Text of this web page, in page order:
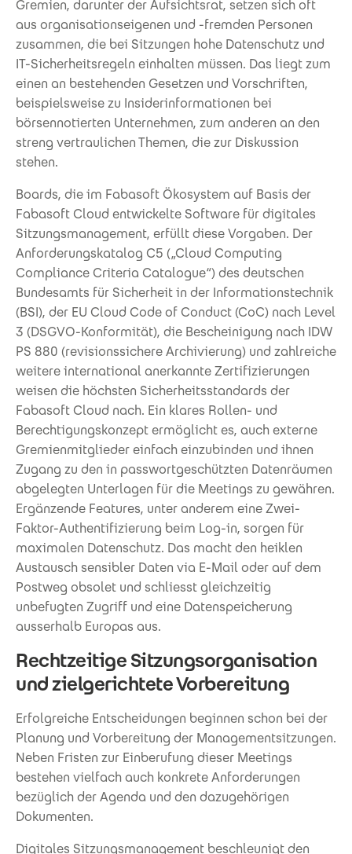
Gremien, darunter der Aufsichtsrat, setzen sich oft
aus organisationseigenen und -fremden Personen
zusammen, die bei Sitzungen hohe Datenschutz und
IT-Sicherheitsregeln einhalten müssen. Das liegt zum
einen an bestehenden Gesetzen und Vorschriften,
beispielsweise zu Insiderinformationen bei
börsennotierten Unternehmen, zum anderen an den
streng vertraulichen Themen, die zur Diskussion
stehen.
Boards, die im Fabasoft Ökosystem auf Basis der
Fabasoft Cloud entwickelte Software für digitales
Sitzungsmanagement, erfüllt diese Vorgaben. Der
Anforderungskatalog C5 („Cloud Computing
Compliance Criteria Catalogue“) des deutschen
Bundesamts für Sicherheit in der Informationstechnik
(BSI), der EU Cloud Code of Conduct (CoC) nach Level
3 (DSGVO-Konformität), die Bescheinigung nach IDW
PS 880 (revisionssichere Archivierung) und zahlreiche
weitere international anerkannte Zertifizierungen
weisen die höchsten Sicherheitsstandards der
Fabasoft Cloud nach. Ein klares Rollen- und
Berechtigungskonzept ermöglicht es, auch externe
Gremienmitglieder einfach einzubinden und ihnen
Zugang zu den in passwortgeschützten Datenräumen
abgelegten Unterlagen für die Meetings zu gewähren.
Ergänzende Features, unter anderem eine Zwei-
Faktor-Authentifizierung beim Log-in, sorgen für
maximalen Datenschutz. Das macht den heiklen
Austausch sensibler Daten via E-Mail oder auf dem
Postweg obsolet und schliesst gleichzeitig
unbefugten Zugriff und eine Datenspeicherung
ausserhalb Europas aus.
Rechtzeitige Sitzungsorganisation
und zielgerichtete Vorbereitung
Erfolgreiche Entscheidungen beginnen schon bei der
Planung und Vorbereitung der Managementsitzungen.
Neben Fristen zur Einberufung dieser Meetings
bestehen vielfach auch konkrete Anforderungen
bezüglich der Agenda und den dazugehörigen
Dokumenten.
Digitales Sitzungsmanagement beschleunigt den